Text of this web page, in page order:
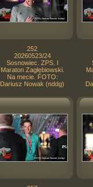
252
20260523/24
Sosnowiec. ZPS. I
Maraton Zagłębiowski.
Na mecie. FOTO:
Dariusz Nowak (nddg)